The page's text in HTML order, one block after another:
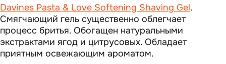
Davines Pasta & Love Softening Shaving Gel.
Смягчающий гель существенно облегчает
процесс бритья. Обогащен натуральными
экстрактами ягод и цитрусовых. Обладает
приятным освежающим ароматом.